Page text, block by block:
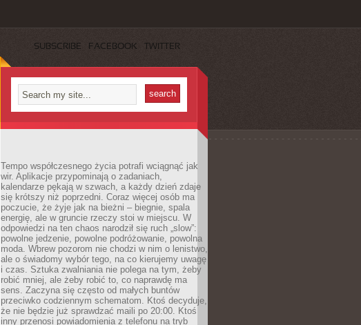
SUBSCRIBE FACEBOOK TWITTER
Tempo współczesnego życia potrafi wciągnąć jak
wir. Aplikacje przypominają o zadaniach,
kalendarze pękają w szwach, a każdy dzień zdaje
się krótszy niż poprzedni. Coraz więcej osób ma
poczucie, że żyje jak na bieżni – biegnie, spala
energię, ale w gruncie rzeczy stoi w miejscu. W
odpowiedzi na ten chaos narodził się ruch „slow”:
powolne jedzenie, powolne podróżowanie, powolna
moda. Wbrew pozorom nie chodzi w nim o lenistwo,
ale o świadomy wybór tego, na co kierujemy uwagę
i czas. Sztuka zwalniania nie polega na tym, żeby
robić mniej, ale żeby robić to, co naprawdę ma
sens. Zaczyna się często od małych buntów
przeciwko codziennym schematom. Ktoś decyduje,
że nie będzie już sprawdzać maili po 20:00. Ktoś
inny przenosi powiadomienia z telefonu na tryb